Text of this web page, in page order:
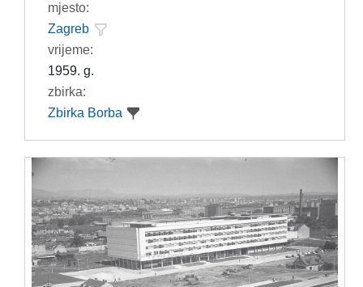
mjesto:
Zagreb
vrijeme:
1959. g.
zbirka:
Zbirka Borba